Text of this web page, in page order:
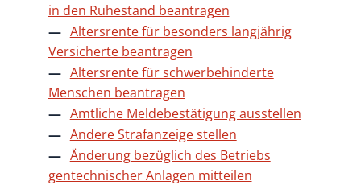
in den Ruhestand beantragen
Altersrente für besonders langjährig
Versicherte beantragen
Altersrente für schwerbehinderte
Menschen beantragen
Amtliche Meldebestätigung ausstellen
Andere Strafanzeige stellen
Änderung bezüglich des Betriebs
gentechnischer Anlagen mitteilen